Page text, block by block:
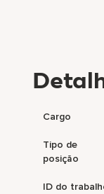
Cargo
Tipo de
posição
ID do